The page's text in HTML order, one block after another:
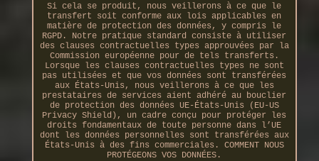
Si cela se produit, nous veillerons à ce que le
transfert soit conforme aux lois applicables en
matière de protection des données, y compris le
RGPD. Notre pratique standard consiste à utiliser
des clauses contractuelles types approuvées par la
Commission européenne pour de tels transferts.
Lorsque les clauses contractuelles types ne sont
pas utilisées et que vos données sont transférées
aux États-Unis, nous veillerons à ce que les
prestataires de services aient adhéré au bouclier
de protection des données UE-États-Unis (EU-US
Privacy Shield), un cadre conçu pour protéger les
droits fondamentaux de toute personne dans l’UE
dont les données personnelles sont transférées aux
États-Unis à des fins commerciales. COMMENT NOUS
PROTÉGEONS VOS DONNÉES.